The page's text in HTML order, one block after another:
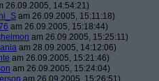
26.09.2005, 14:54:21)
am 26.09.2005, 15:11:18)
am 26.09.2005, 15:18:44)
am 26.09.2005, 15:25:11)
am 28.09.2005, 14:12:06)
am 26.09.2005, 15:21:46)
am 26.09.2005, 15:24:04)
am 26.09.2005, 15:26:51)